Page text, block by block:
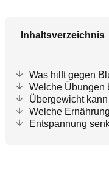
Inhaltsverzeichnis
Was hilft gegen
Welche Übungen
Übergewicht
Welche
Entspannung